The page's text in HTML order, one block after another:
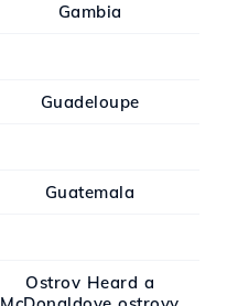
Gambia
Guadeloupe
Guatemala
Ostrov Heard a